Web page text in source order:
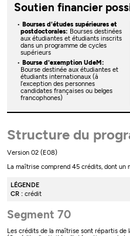
Soutien financier
Bourses d'études supérieures et
postdoctorales: Bourses destinées
aux étudiantes et étudiants inscrits
dans un programme de cycles
supérieurs
Bourse d'exemption UdeM:
Bourse destinée aux étudiantes et
étudiants internationaux (à
l’exception des personnes
candidates françaises ou belges
francophones)
Structure du
Version 02 (E08)
La maîtrise comprend 45 crédits, dont un
LÉGENDE
CR : crédit
Segment 70
Les crédits de la maîtrise sont répartis